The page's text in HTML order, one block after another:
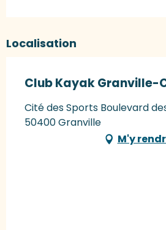
Localisation
Club Kayak Granville-
Cité des Sports Boulevard
50400 Granville
M'y